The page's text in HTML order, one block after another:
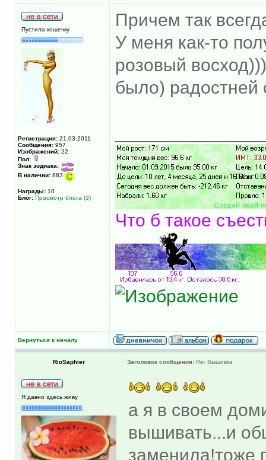
Пустила кошечку
Регистрация: 21.03.2011
Сообщения: 957
Изображений: 22
Пол:
Знак зодиака:
В наличии: 883
Награды: 10
Блог: Просмотр блога (3)
Причем так
У меня как-то
розовый
было) радостней
Что б такое
Вернуться к началу
RioSaphier Заголовок сообщения: Re: Вышивка
Я давно здесь живу
а я в своем
вышивать...и
заменила!тоже